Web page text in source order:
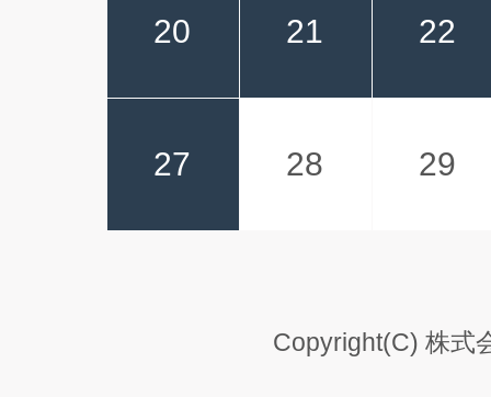
20 21 22
27 28 29
Copyright(C) 株式